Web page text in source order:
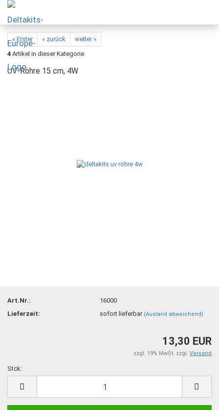
« Erster « zurück
weiter »
4 Artikel in dieser Kategorie
UV-Röhre 15 cm, 4W
Art.Nr.:
16000
Lieferzeit:
sofort lieferbar (Ausland abweichend)
13,30 EUR
zzgl. 19% MwSt. zzgl. Versand
Stck: